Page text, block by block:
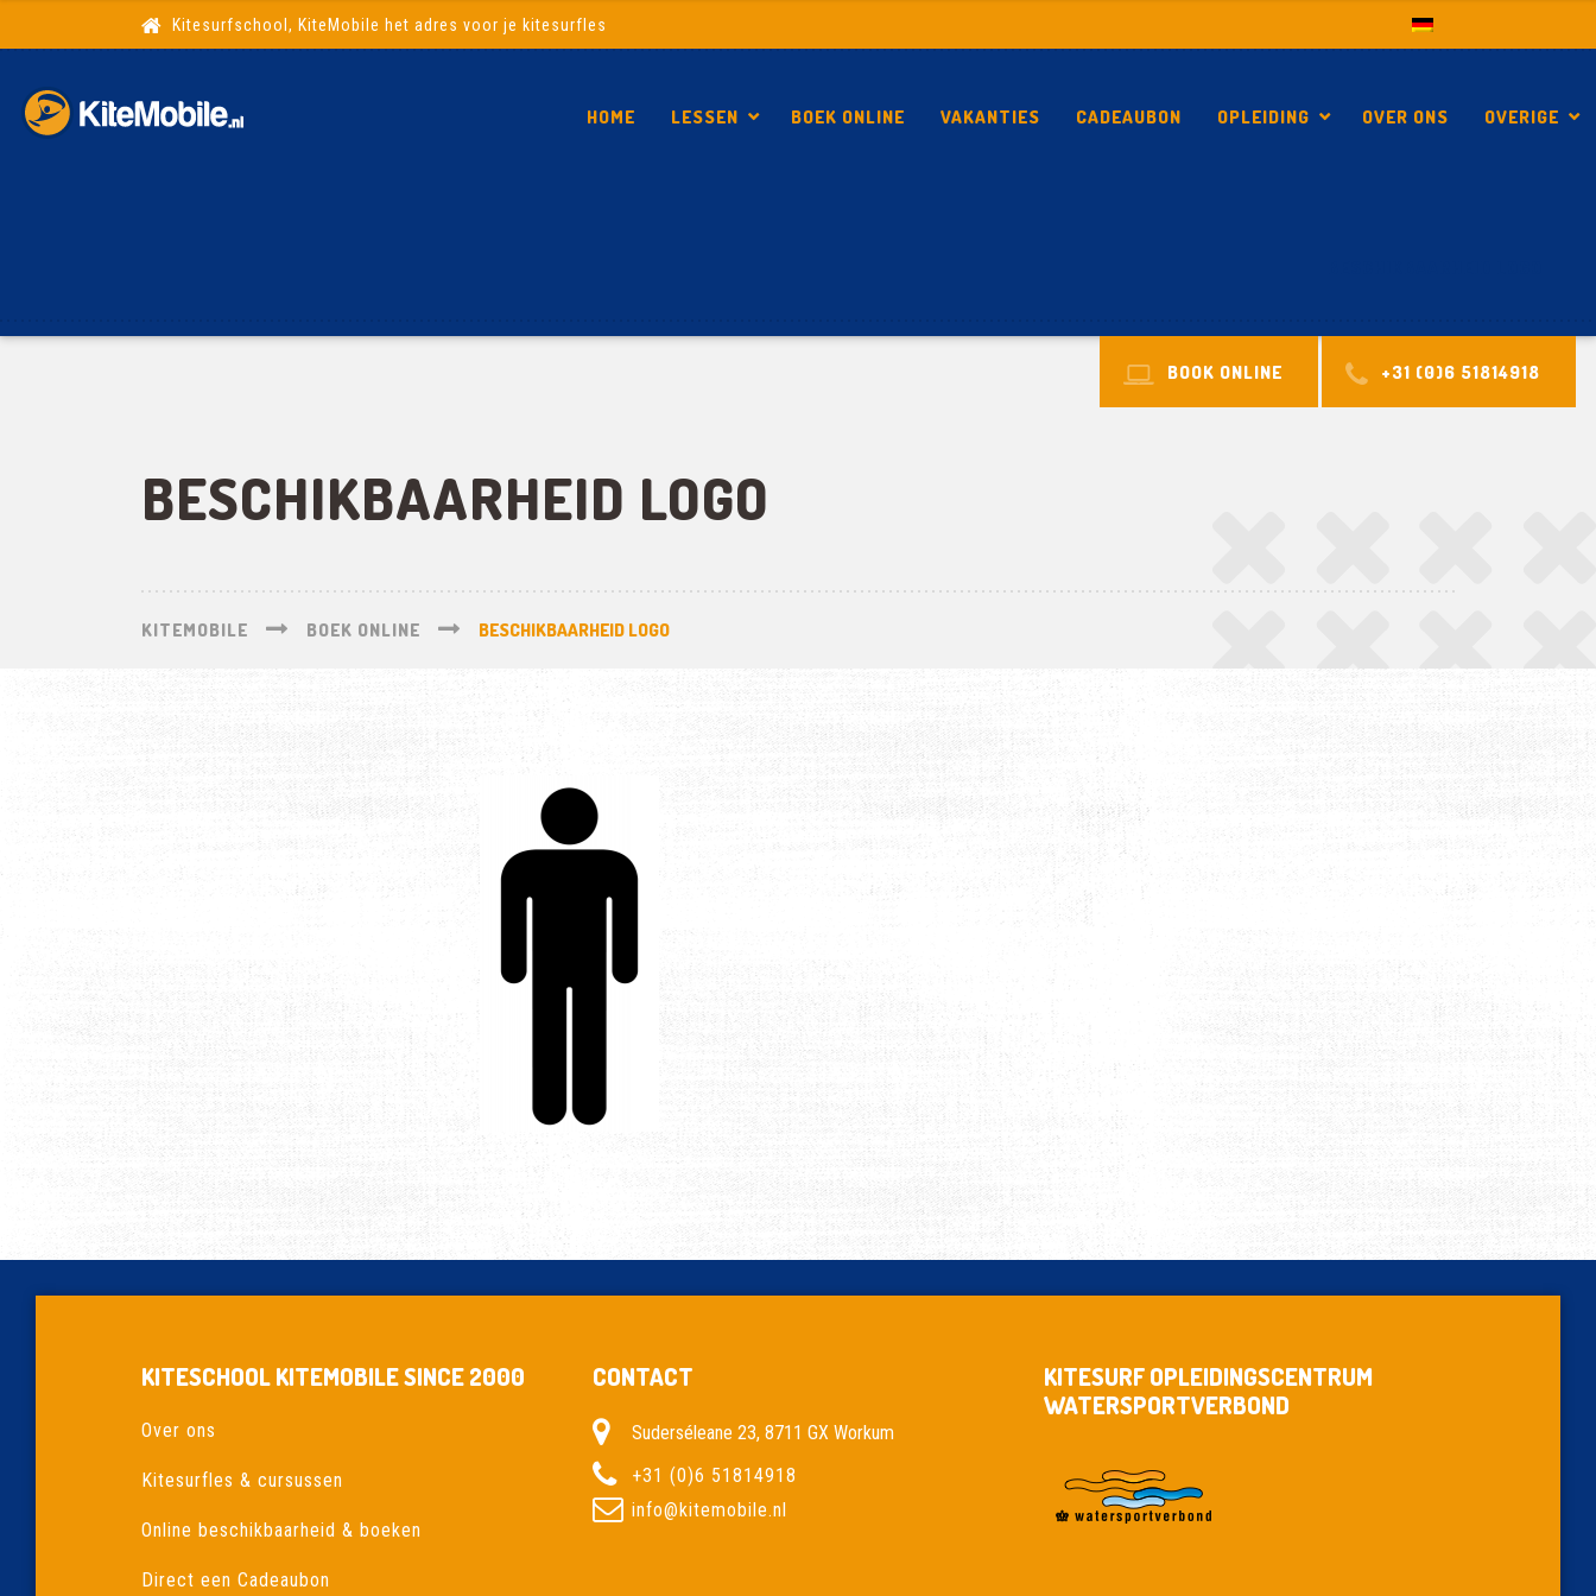
Kitesurfschool, KiteMobile het adres voor je kitesurfles
HOME LESSEN BOEK ONLINE VAKANTIES CADEAUBON OPLEIDING OVER ONS OVERIGE
BOOK ONLINE +31 (0)6 51814918
BESCHIKBAARHEID LOGO
KITEMOBILE BOEK ONLINE BESCHIKBAARHEID LOGO
KITESCHOOL KITEMOBILE SINCE 2000
Over ons
Kitesurfles & cursussen
Online beschikbaarheid & boeken
Direct een Cadeaubon
CONTACT
Suderséleane 23, 8711 GX Workum
+31 (0)6 51814918
info@kitemobile.nl
KITESURF OPLEIDINGSCENTRUM
WATERSPORTVERBOND